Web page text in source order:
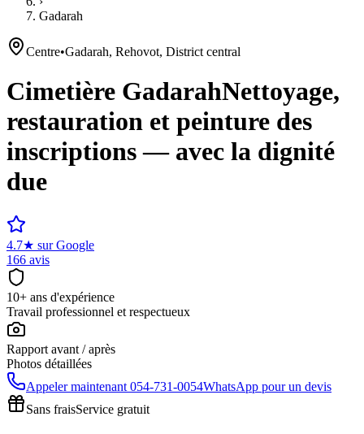
Gadarah
Centre•Gadarah, Rehovot, District central
Cimetière GadarahNettoyage,
restauration et peinture des
inscriptions — avec la dignité
due
4.7★ sur Google
166 avis
10+ ans d'expérience
Travail professionnel et respectueux
Rapport avant / après
Photos détaillées
Appeler maintenant 054-731-0054WhatsApp pour un devis
Sans fraisService gratuit